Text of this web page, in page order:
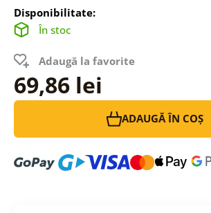
Disponibilitate:
În stoc
Adaugă la favorite
69,86 lei
ADAUGĂ ÎN COȘ